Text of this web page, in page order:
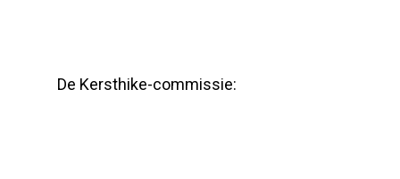
De Kersthike-commissie: